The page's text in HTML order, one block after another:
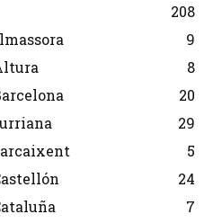
208
9
8
20
29
5
24
7